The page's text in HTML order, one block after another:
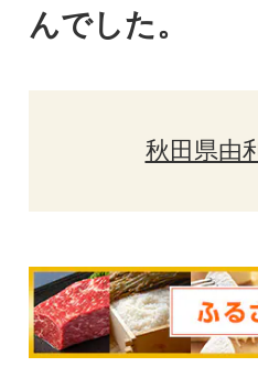
んでした。
秋田県由